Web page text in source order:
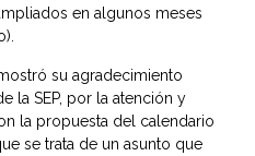
en algunos meses
su agradecimiento
la SEP, por la atención y
la propuesta del calendario
se trata de un asunto que